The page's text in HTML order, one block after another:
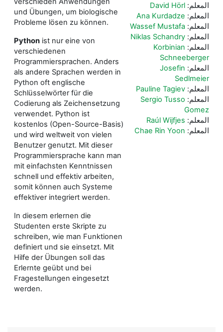
und Übungen, um biologische
Probleme lösen zu können.
Python ist nur eine von
verschiedenen
Programmiersprachen. Anders
als andere Sprachen werden in
Python oft englische
Schlüsselwörter für die
Codierung als Zeichensetzung
verwendet. Python ist
kostenlos (Open-Source-Basis)
und wird weltweit von vielen
Benutzer genutzt. Mit dieser
Programmiersprache kann man
mit einfachsten Kenntnissen
schnell und effektiv arbeiten,
somit können auch Systeme
effektiver integriert werden.
In diesem erlernen die
Studenten erste Skripte zu
schreiben, wie man Funktionen
definiert und sie einsetzt. Mit
Hilfe der Übungen soll das
Erlernte geübt und bei
Fragestellungen eingesetzt
werden.
المعلم: David Hörl
المعلم: Ana Kurdadze
المعلم: Wassef Mustafa
المعلم: Niklas Schandry
المعلم: Korbinian
Schneeberger
المعلم: Josefin
Sedlmeier
المعلم: Pauline Tagiev
المعلم: Sergio Tusso
Gomez
المعلم: Raúl Wijfjes
المعلم: Chae Rin Yoon